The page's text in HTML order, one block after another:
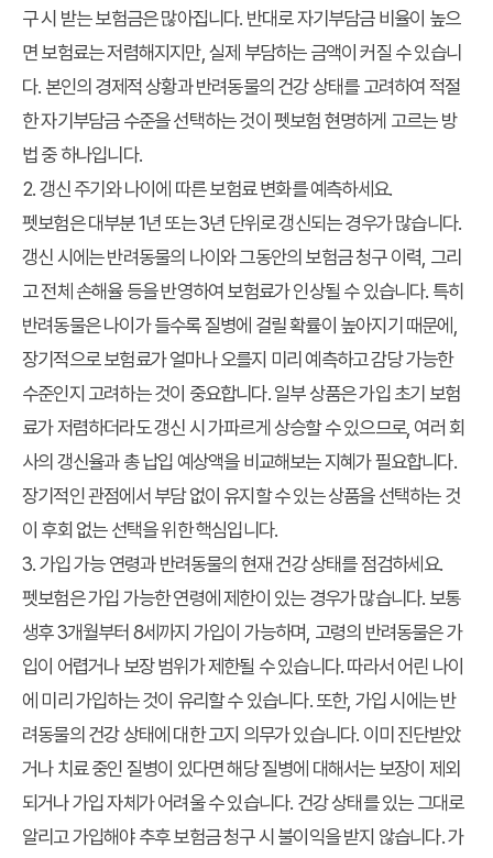
구 시 받는 보험금은 많아집니다. 반대로 자기부담금 비율이 높으
면 보험료는 저렴해지지만, 실제 부담하는 금액이 커질 수 있습니
다. 본인의 경제적 상황과 반려동물의 건강 상태를 고려하여 적절
한 자기부담금 수준을 선택하는 것이 펫보험 현명하게 고르는 방
법중 하나입니다.
2. 갱신 주기와 나이에 따른 보험료 변화를 예측하세요.
펫보험은 대부분 1년 또는 3년 단위로 갱신되는 경우가 많습니다.
갱신 시에는 반려동물의 나이와 그동안의 보험금 청구 이력, 그리
고 전체 손해율 등을 반영하여 보험료가 인상될 수 있습니다. 특히
반려동물은 나이가 들수록 질병에 걸릴 확률이 높아지기 때문에,
장기적으로 보험료가 얼마나 오를지 미리 예측하고 감당 가능한
수준인지 고려하는 것이 중요합니다. 일부 상품은 가입 초기 보험
료가 저렴하더라도 갱신 시 가파르게 상승할 수 있으므로, 여러 회
사의 갱신율과 총 납입 예상액을 비교해보는 지혜가 필요합니다.
장기적인 관점에서 부담 없이 유지할 수 있는 상품을 선택하는 것
이 후회 없는 선택을 위한 핵심입니다.
3. 가입 가능 연령과 반려동물의 현재 건강 상태를 점검하세요.
펫보험은 가입 가능한 연령에 제한이 있는 경우가 많습니다. 보통
생후 3개월부터 8세까지 가입이 가능하며, 고령의 반려동물은 가
입이 어렵거나 보장 범위가 제한될 수 있습니다. 따라서 어린 나이
에 미리 가입하는 것이 유리할 수 있습니다. 또한, 가입 시에는 반
려동물의 건강 상태에 대한 고지 의무가 있습니다. 이미 진단받았
거나 치료 중인 질병이 있다면 해당 질병에 대해서는 보장이 제외
되거나 가입 자체가 어려울 수 있습니다. 건강 상태를 있는 그대로
알리고 가입해야 추후 보험금 청구 시 불이익을 받지 않습니다. 가